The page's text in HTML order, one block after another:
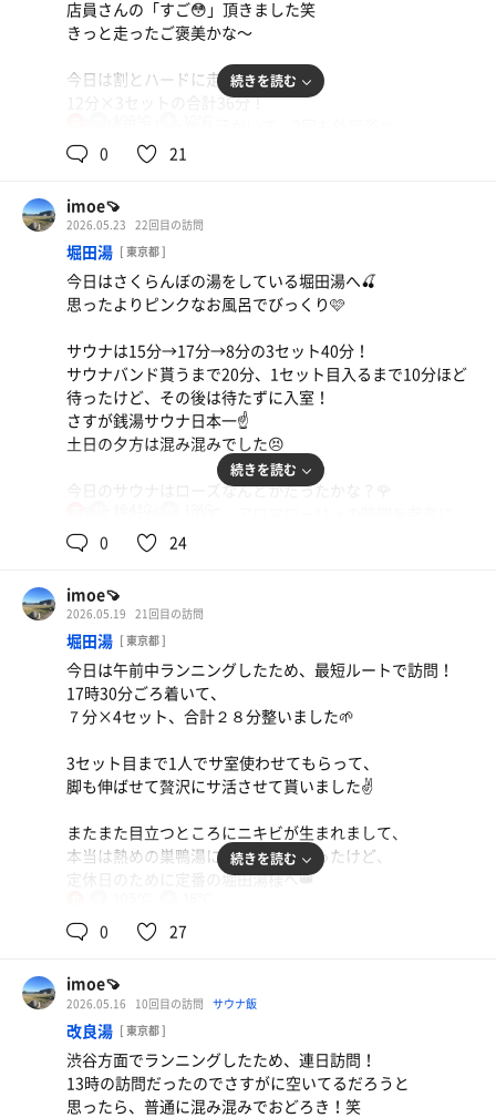
エレベーターの中でポスター見てたら、
なんとあと2つもかいてあって驚き😳笑
好みのサウナばかりな予感で、
店員さんの「すご😳」頂きました笑
きっと走ったご褒美かな〜
今日は割とハードに走っていたので、
12分×3セットの合計36分！
サウナ待ちすることなく整いました🥰
anuaは使ったことあるブランドだったから、
とっても楽しみにしてたコラボ💕
冷蔵庫に入った化粧水とかもあったし、
シャントリもとぅるとぅるで最高🥺
できたらもう1回コラボ中に来たいけど、
今週は気になるコラボが重なってて、贅沢な悩みだ〜
続きを読む
0 21
imoe🍠
2026.05.23 22回目の訪問
堀田湯 [ 東京都 ]
今日はさくらんぼの湯をしている堀田湯へ🍒
思ったよりピンクなお風呂でびっくり🩷
サウナは15分→17分→8分の3セット40分！
サウナバンド貰うまで20分、1セット目入るまで10分ほど
待ったけど、その後は待たずに入室！
さすが銭湯サウナ日本一☝️
土日の夕方は混み混みでした😣
今日のサウナはローズなんとかだったかな？🌹
しっかり整った！🌱
来週のアリオコラボも楽しみだな〜🥰
続きを読む
0 24
imoe🍠
2026.05.19 21回目の訪問
堀田湯 [ 東京都 ]
今日は午前中ランニングしたため、最短ルートで訪問！
17時30分ごろ着いて、
７分×4セット、合計２８分整いました🌱
3セット目まで1人でサ室使わせてもらって、
脚も伸ばせて贅沢にサ活させて貰いました✌️
またまた目立つところにニキビが生まれまして、
本当は熱めの巣鴨湯に行こうかと思ったけど、
定休日のために定番の堀田湯様へ👑
チェックしてなかったけど、私の1番好きなミルク風呂で
来て良かった🐮
月末のコラボも楽しみ⭐️
続きを読む
0 27
imoe🍠
2026.05.16 10回目の訪問 サウナ飯
改良湯 [ 東京都 ]
渋谷方面でランニングしたため、連日訪問！
13時の訪問だったのでさすがに空いてるだろうと
思ったら、普通に混み混みでおどろき！笑